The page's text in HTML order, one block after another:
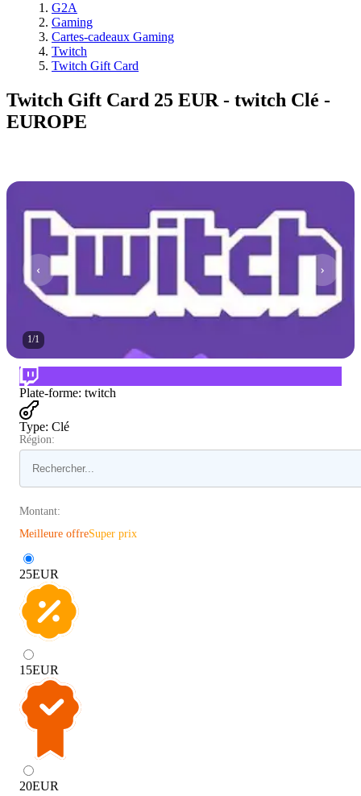
G2A
Gaming
Cartes-cadeaux Gaming
Twitch
Twitch Gift Card
Twitch Gift Card 25 EUR - twitch Clé -
EUROPE
1/1
Plate-forme: twitch
Type: Clé
Région:
Montant:
Meilleure offreSuper prix
25EUR
15EUR
20EUR